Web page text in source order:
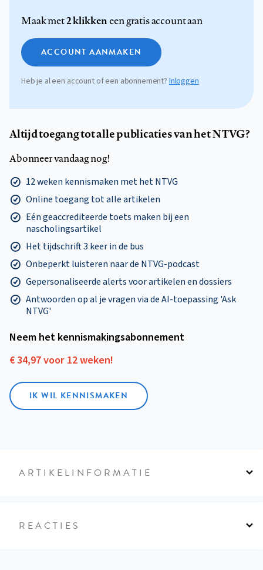
Maak met2 klikkeneen gratis account aan
ACCOUNT AANMAKEN
Heb je al een account of een abonnement? Inloggen
Altijd toegang tot alle publicaties van het NTVG?
Abonneer vandaag nog!
12 weken kennismaken met het NTVG
Online toegang tot alle artikelen
Eén geaccrediteerde toets maken bij een
nascholingsartikel
Het tijdschrift 3 keer in de bus
Onbeperkt luisteren naar de NTVG-podcast
Gepersonaliseerde alerts voor artikelen en dossiers
Antwoorden op al je vragen via de AI-toepassing 'Ask
NTVG'
Neem het kennismakings­abonnement
€ 34,97 voor 12 weken!
IK WIL KENNISMAKEN
ARTIKELINFORMATIE
REACTIES